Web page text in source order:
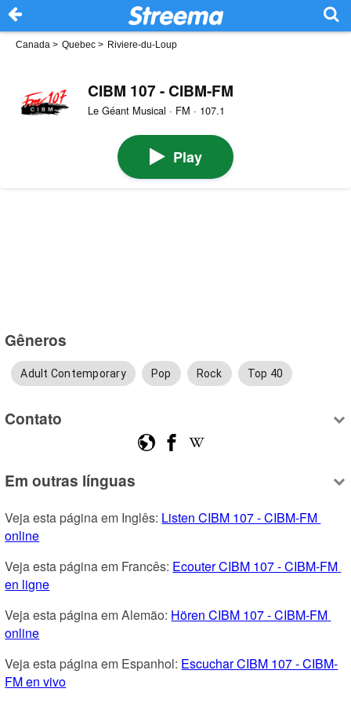
Canada > Quebec > Riviere-du-Loup
CIBM 107 - CIBM-FM
Le Géant Musical · FM · 107.1
Play
Gêneros
Adult Contemporary Pop Rock Top 40
Contato
Em outras línguas
Veja esta página em Inglês: Listen CIBM 107 - CIBM-FM
online
Veja esta página em Francês: Ecouter CIBM 107 - CIBM-FM
en ligne
Veja esta página em Alemão: Hören CIBM 107 - CIBM-FM
online
Veja esta página em Espanhol: Escuchar CIBM 107 - CIBM-
FM en vivo